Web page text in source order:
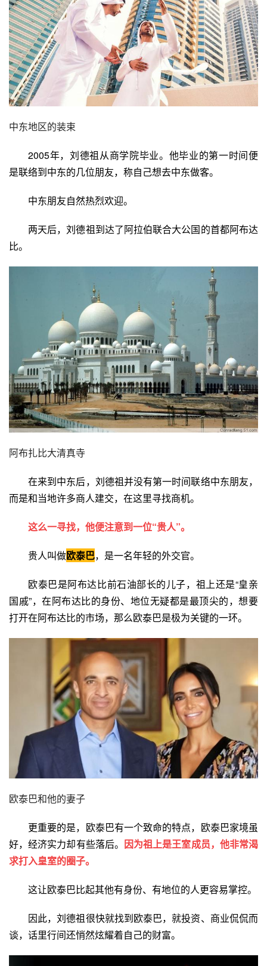
中东地区的装束
2005年，刘德祖从商学院毕业。他毕业的第一时间便
是联络到中东的几位朋友，称自己想去中东做客。
中东朋友自然热烈欢迎。
两天后，刘德祖到达了阿拉伯联合大公国的首都阿布达
比。
阿布扎比大清真寺
在来到中东后，刘德祖并没有第一时间联络中东朋友，
而是和当地许多商人建交，在这里寻找商机。
这么一寻找，他便注意到一位“贵人”。
贵人叫做欧泰巴，是一名年轻的外交官。
欧泰巴是阿布达比前石油部长的儿子，祖上还是“皇亲
国戚”，在阿布达比的身份、地位无疑都是最顶尖的，想要
打开在阿布达比的市场，那么欧泰巴是极为关键的一环。
欧泰巴和他的妻子
更重要的是，欧泰巴有一个致命的特点，欧泰巴家境虽
好，经济实力却有些落后。 因为祖上是王室成员，他非常渴
求打入皇室的圈子。
这让欧泰巴比起其他有身份、有地位的人更容易掌控。
因此，刘德祖很快就找到欧泰巴，就投资、商业侃侃而
谈，话里行间还悄然炫耀着自己的财富。